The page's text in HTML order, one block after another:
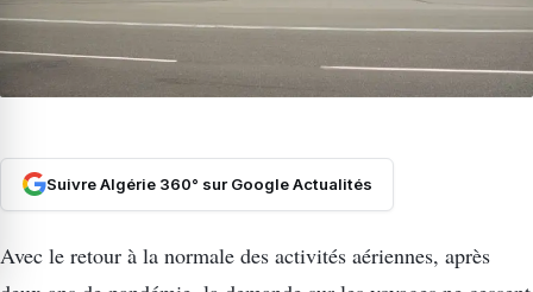
Suivre Algérie 360° sur Google Actualités
Avec le retour à la normale des activités aériennes, après